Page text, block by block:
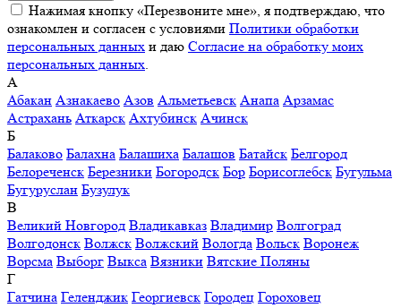
Нажимая кнопку «Перезвоните мне», я подтверждаю, что
ознакомлен и согласен с условиями Политики обработки
персональных данных и даю Согласие на обработку моих
персональных данных
А
Абакан Азнакаево Азов Альметьевск Анапа Арзамас
Астрахань Аткарск Ахтубинск Ачинск
Б
Балаково Балахна Балашиха Балашов Батайск Белгород
Белореченск Березники Богородск Бор Борисоглебск Бугульма
Бугуруслан Бузулук
В
Великий Новгород Владикавказ Владимир Волгоград
Волгодонск Волжск Волжский Вологда Вольск Воронеж
Ворсма Выборг Выкса Вязники Вятские Поляны
Г
Гатчина Геленджик Георгиевск Городец Гороховец